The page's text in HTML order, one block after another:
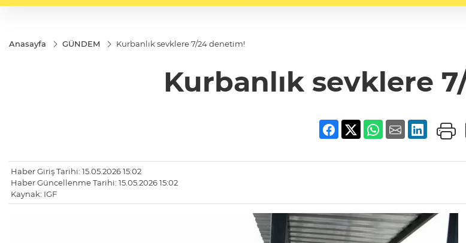
Anasayfa GÜNDEM Kurbanlık sevklere 7/24 denetim!
Kurbanlık sevklere
Haber Giriş Tarihi: 15.05.2026 15:02
Haber Güncellenme Tarihi: 15.05.2026 15:02
Kaynak: IGF